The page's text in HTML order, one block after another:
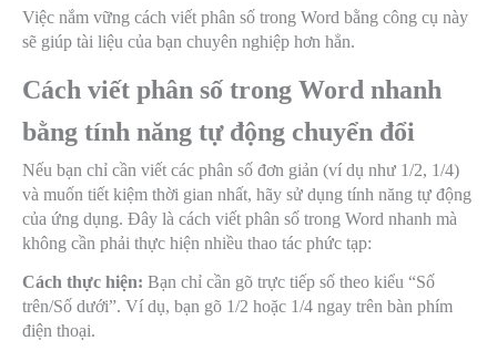
Việc nắm vững cách viết phân số trong Word bằng công cụ này
sẽ giúp tài liệu của bạn chuyên nghiệp hơn hẳn.
Cách viết phân số trong Word nhanh
bằng tính năng tự động chuyển đổi
Nếu bạn chỉ cần viết các phân số đơn giản (ví dụ như 1/2, 1/4)
và muốn tiết kiệm thời gian nhất, hãy sử dụng tính năng tự động
của ứng dụng. Đây là cách viết phân số trong Word nhanh mà
không cần phải thực hiện nhiều thao tác phức tạp:
Cách thực hiện: Bạn chỉ cần gõ trực tiếp số theo kiểu “Số
trên/Số dưới”. Ví dụ, bạn gõ 1/2 hoặc 1/4 ngay trên bàn phím
điện thoại.